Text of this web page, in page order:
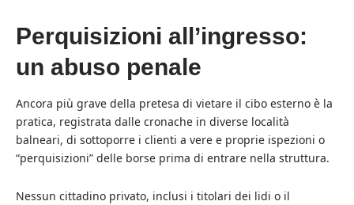
Perquisizioni all’ingresso:
un abuso penale
Ancora più grave della pretesa di vietare il cibo esterno è la
pratica, registrata dalle cronache in diverse località
balneari, di sottoporre i clienti a vere e proprie ispezioni o
“perquisizioni” delle borse prima di entrare nella struttura.
Nessun cittadino privato, inclusi i titolari dei lidi o il